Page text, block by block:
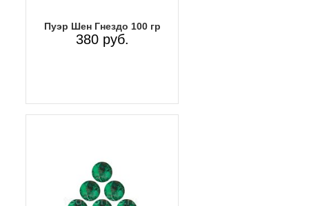
Пуэр Шен Гнездо 100 гр
380 руб.